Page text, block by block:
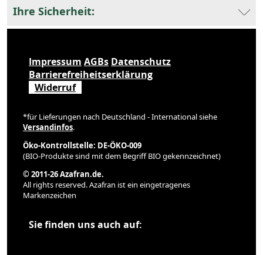
Ihre Sicherheit:
Impressum AGBs Datenschutz
Barrierefreiheitserklärung
Widerruf
*für Lieferungen nach Deutschland - International siehe
Versandinfos.
Öko-Kontrollstelle: DE-ÖKO-009
(BIO-Produkte sind mit dem Begriff BIO gekennzeichnet)
© 2011-26 Azafran.de.
All rights reserved. Azafran ist ein eingetragenes
Markenzeichen
Sie finden uns auch auf: